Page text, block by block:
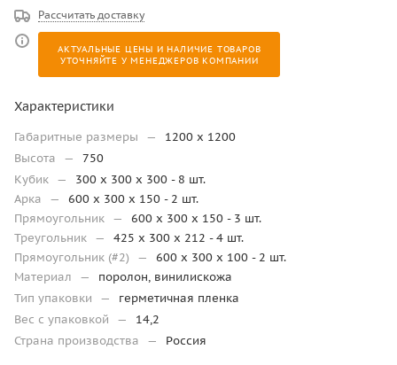
Рассчитать доставку
АКТУАЛЬНЫЕ ЦЕНЫ И НАЛИЧИЕ ТОВАРОВ
УТОЧНЯЙТЕ У МЕНЕДЖЕРОВ КОМПАНИИ
Характеристики
Габаритные размеры —
1200 x 1200
Высота
—
750
Кубик —
300 х 300 х 300 - 8 шт.
Арка
—
600 х 300 х 150 - 2 шт.
Прямоугольник —
600 х 300 х 150 - 3 шт.
Треугольник —
425 х 300 х 212 - 4 шт.
Прямоугольник (#2)
—
600 х 300 х 100 - 2 шт.
Материал
—
поролон, винилискожа
Тип упаковки
—
герметичная пленка
Вес с упаковкой
—
14,2
Страна производства
— Россия